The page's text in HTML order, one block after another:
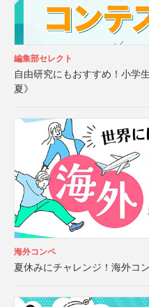
編集部セレクト
自由研究にもおすすめ！小学
夏》
海外コンペ
夏休みにチャレンジ！海外コ